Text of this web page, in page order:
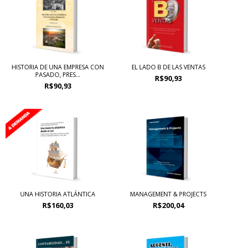
HISTORIA DE UNA EMPRESA CON
PASADO, PRES...
R$90,93
EL LADO B DE LAS VENTAS
R$90,93
UNA HISTORIA ATLÁNTICA
R$160,03
MANAGEMENT & PROJECTS
R$200,04